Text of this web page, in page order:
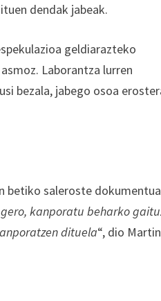
dendak jabeak.
geldiarazteko
Laborantza lurren
bezala, jabego osoa
betiko saleroste
kanporatu beharko
dituela“, dio Martin